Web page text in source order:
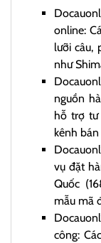
online:
lưỡi câu,
như
nguồn
hỗ trợ tư
kênh
vụ đặt
Quốc
mẫu mã
công: